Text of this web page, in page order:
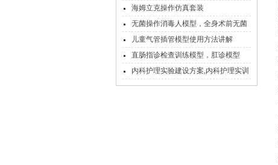
海姆立克操作仿真套装
无菌操作消毒人模型，全身术前无菌
操作训练模型
儿童气管插管模型使用方法讲解
直肠指诊检查训练模型，肛诊模型
内科护理实验建设方案,内科护理实训
室配置标准